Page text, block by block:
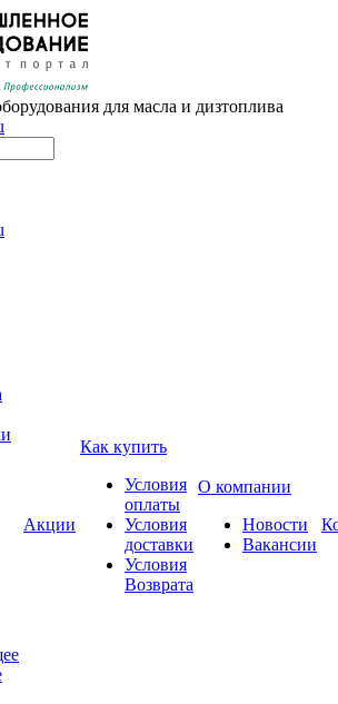
для масла и дизтоплива
Акции
Как купить
Условия
оплаты
Условия
доставки
Условия
Возврата
О компании
Новости
Вакансии